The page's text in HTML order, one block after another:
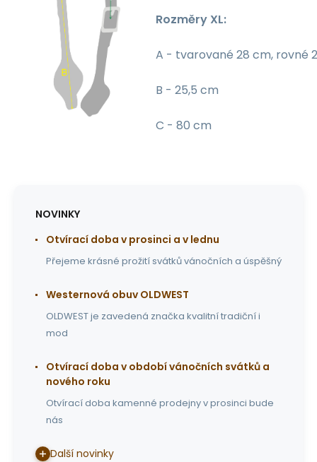
Rozměry XL:
A - tvarované 28 cm, rovné
B - 25,5 cm
C - 80 cm
NOVINKY
Otvírací doba v prosinci a v lednu
Přejeme krásné prožití svátků vánočních a úspěšný
Westernová obuv OLDWEST
OLDWEST je zavedená značka kvalitní tradiční i
mod
Otvírací doba v období vánočních svátků a
nového roku
Otvírací doba kamenné prodejny v prosinci bude
nás
Další novinky